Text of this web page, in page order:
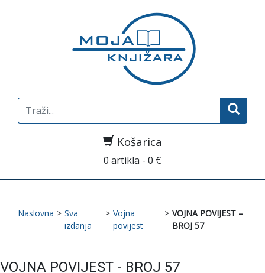
Search
for:
Košarica
0 artikla - 0 €
Naslovna > Sva
izdanja
> Vojna
povijest
> VOJNA POVIJEST –
BROJ 57
VOJNA POVIJEST - BROJ 57